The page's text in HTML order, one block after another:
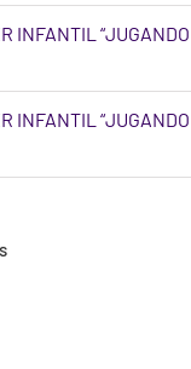
INFANTIL “JUGANDO
INFANTIL “JUGANDO